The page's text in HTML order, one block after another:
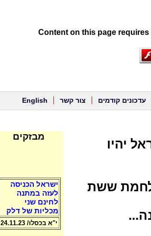
Content on this page
עדכונים קודמים צור קשר English
ובשנת 66 לישראל יהיו
בשנת 1967 במלחמת ששת
מבזקים
ישראל הכניסה
לעזה במתנה
לחינם שני
מכליות של דלק
י"א בכסלו/ 24.11.23